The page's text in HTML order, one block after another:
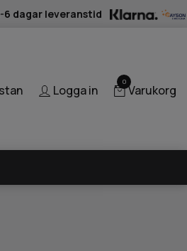
6 dagar leveranstid
Logga in
0
Varukorg